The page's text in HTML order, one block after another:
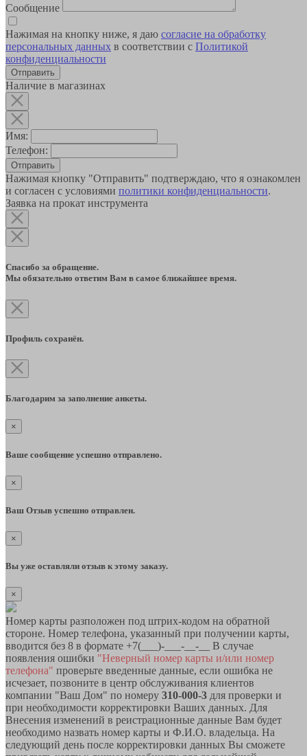
Сообщение
Нажимая на кнопку ниже, я даю согласие на обработку
персональных данных в соответствии с Политикой
конфиденциальности
Наличие в магазинах
Имя:
Телефон:
Отправить
Нажимая кнопку "Отправить" подтверждаю, что я ознакомлен
и согласен с условиями политики конфиденциальности.
Заявка на прокат инструмента
Спасибо за обращение.
Мы обязательно ответим Вам в самое ближайшее время.
Профиль сохранён.
Благодарим за заполнение анкеты.
×
Ваше сообщение успешно отправлено.
×
Ваш Отзыв успешно отправлен.
×
Вы уже оставляли отзыв к этому заказу.
×
Номер карты разположен под штрих-кодом на обратной
стороне. Номер телефона, указанный при получении карты,
вводится без 8 в формате +7(___)-___-__-__ В случае
появления ошибки "Неверный номер карты и/или номер
телефона" проверьте введенные данные, если ошибка не
исчезает, позвоните в центр обслуживания клиентов
компании "Ваш Дом" по номеру 310-000-3 для проверки и
при необходимости корректировки Ваших данных. Для
Внесения изменений в реистрационные данные Вам будет
необходимо назвать номер карты и Ф.И.О. владельца. На
следующий день после корректировки данных Вы сможете